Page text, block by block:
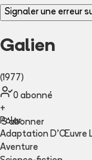
Signaler une erreur
Galien
(1977)
0 abonné
+
S'abonner
Polar
Adaptation D'Œuvre
Aventure